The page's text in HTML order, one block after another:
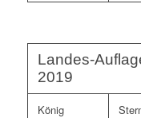
Landes-
2019
König